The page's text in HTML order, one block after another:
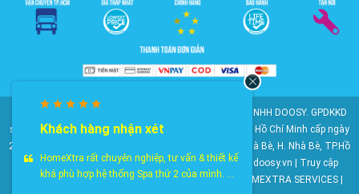
© 2010-2025 Bản quyền nội dung thuộc về CÔNG TY TNHH DOOSY. GPDKKD
số: 0311.807.893 do Sở Kế hoạch và Đầu tư Thành phố Hồ Chí Minh cấp ngày
28/05/2012. Địa chỉ: 2023 Huỳnh Tấn Phát, KP6, TT. Nhà Bè, H. Nhà Bè, TP.Hồ
Chí Minh. Điện thoại: 028 22 147 801. Email: doosy@doosy.vn | Truy cập
website cùng công ty:Trang Dịch Vụ Khách Hàng- HOMEXTRA SERVICES |
Khách hàng nhận xét
HomeXtra rất chuyên nghiệp, tư vấn & thiết kế
khá phù hợp hệ thống Spa thứ 2 của mình. ...